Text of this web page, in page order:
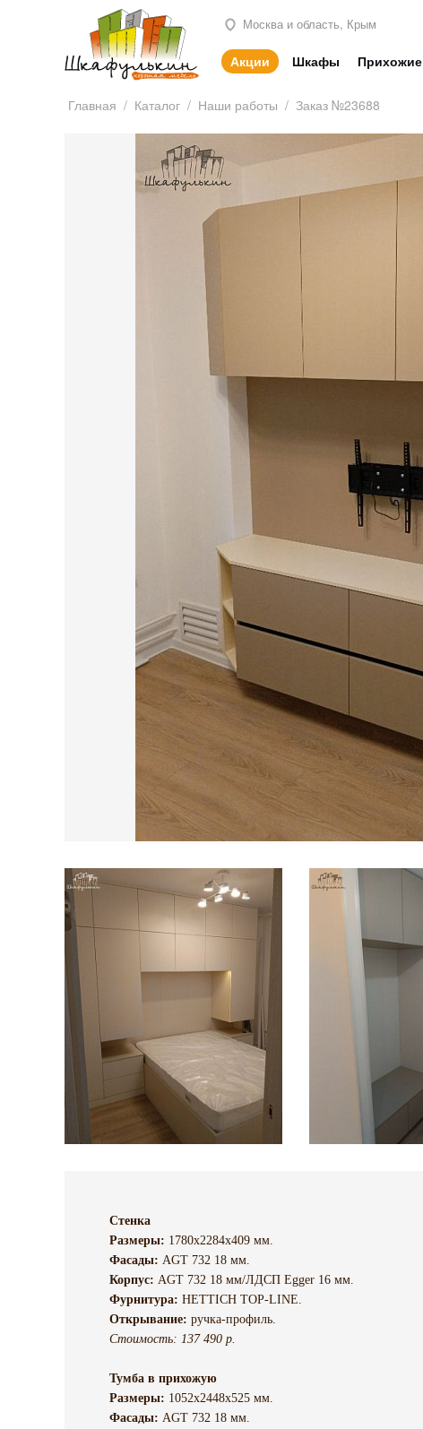
Москва и область, Крым
Акции Шкафы Прихожие
Главная / Каталог / Наши работы / Заказ №23688
Стенка
Размеры: 1780х2284х409 мм.
Фасады: AGT 732 18 мм.
Корпус: AGT 732 18 мм/ЛДСП Egger 16 мм.
Фурнитура: HETTICH TOP-LINE.
Открывание: ручка-профиль.
Стоимость: 137 490 р.
Тумба в прихожую
Размеры: 1052х2448х525 мм.
Фасады: AGT 732 18 мм.